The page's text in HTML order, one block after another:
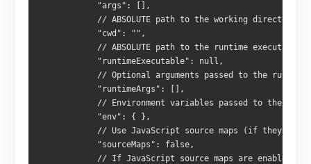
            "args": [],
// ABSOLUTE path to the working directory
            "cwd": "",
// ABSOLUTE path to the runtime executable
            "runtimeExecutable": null,
// Optional arguments passed to the runtime
            "runtimeArgs": [],
// Environment variables passed to the
            "env": { },
// Use JavaScript source maps (if they
            "sourceMaps": false,
// If JavaScript source maps are enabled,